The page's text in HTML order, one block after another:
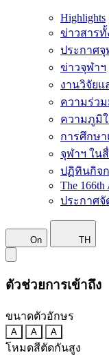
Highlights
ข่าวสาร
ประกาศ
ข่าวจุฬาฯ
งานวิจัยแ
ความร่ว
ความภูมิ
การศึกษ
จุฬาฯ ใน
ปฏิทินกิจ
The 166th
ประกาศจั
On TH
ตัวช่วยการเข้าถึง
ขนาดตัวอักษร
A A A
โหมดสีตัดกันสูง